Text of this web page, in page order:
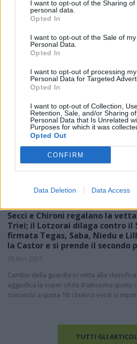
I want to opt-out of the Sharing of
personal data.
Opted In
I want to opt-out of the Sale of my
Personal Data.
Opted In
I want to opt-out of processing my
Personal Data for Targeted
Opted In
I want to opt-out of Collection,
Retention, Sale, and/or Sharing
Personal Data that Is Unrelated
Purposes for which it was
Opted Out
CONFIRM
Data Deletion Data Access
Secci e Chironi regalano la
Triei; il Lotzorai dilaga contro il
firmata Tegas, Saba, Niedu e
la Castor e si prende il secondo
28 Nov 2017
Cambio della guardia in vetta alla
aggiudica la super sfida d'altissima quota
comando a quota 18: i bianco verdi si
TUTTI GLI